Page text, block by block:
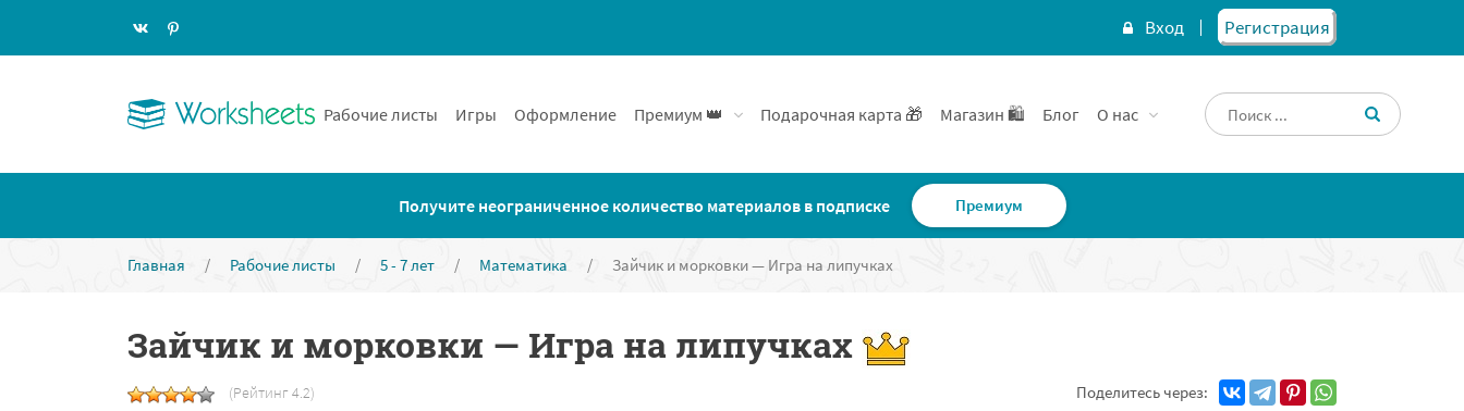
Вход Регистрация
Рабочие листы Игры Оформление Премиум 👑 Подарочная карта 🎁 Магазин 🛍️ Блог О нас
Получите неограниченное количество материалов в подписке Премиум
Главная / Рабочие листы / 5 - 7 лет / Математика / Зайчик и морковки — Игра на липучках
Зайчик и морковки — Игра на липучках
(Рейтинг 4.2) Поделитесь через: